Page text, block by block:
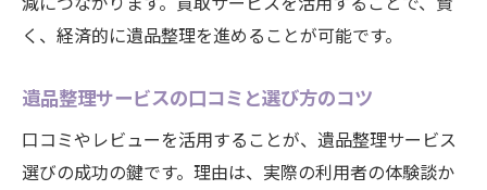
く、経済的に遺品整理を進めることが可能です。
遺品整理サービスの口コミと選び方のコツ
口コミやレビューを活用することが、遺品整理サービス
選びの成功の鍵です。理由は、実際の利用者の体験談か